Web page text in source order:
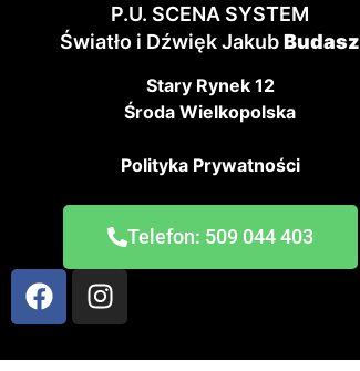
P.U. SCENA SYSTEM
Światło i Dźwięk JakubBudasz
Stary Rynek 12
Środa Wielkopolska
Polityka Prywatności
Telefon: 509 044 403